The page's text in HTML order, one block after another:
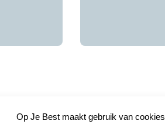
Op Je Best maakt gebruik van cookies